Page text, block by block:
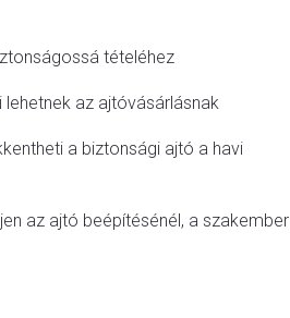
tételéhez
lehetnek az ajtóvásárlásnak
a biztonsági ajtó a havi
az ajtó beépítésénél, a szakember